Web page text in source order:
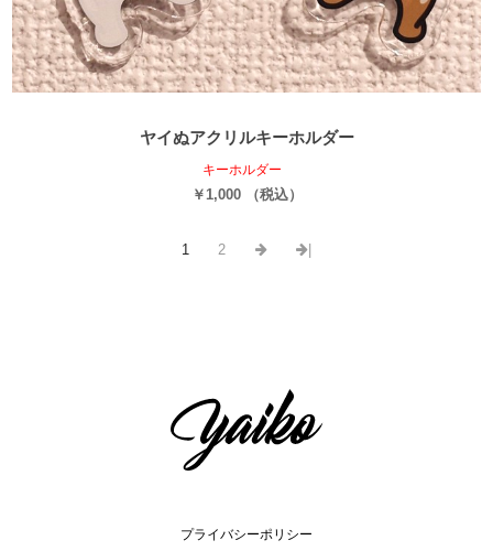
ヤイぬアクリルキーホルダー
キーホルダー
￥1,000 （税込）
1 2
プライバシーポリシー